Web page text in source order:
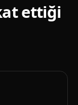
ettiği